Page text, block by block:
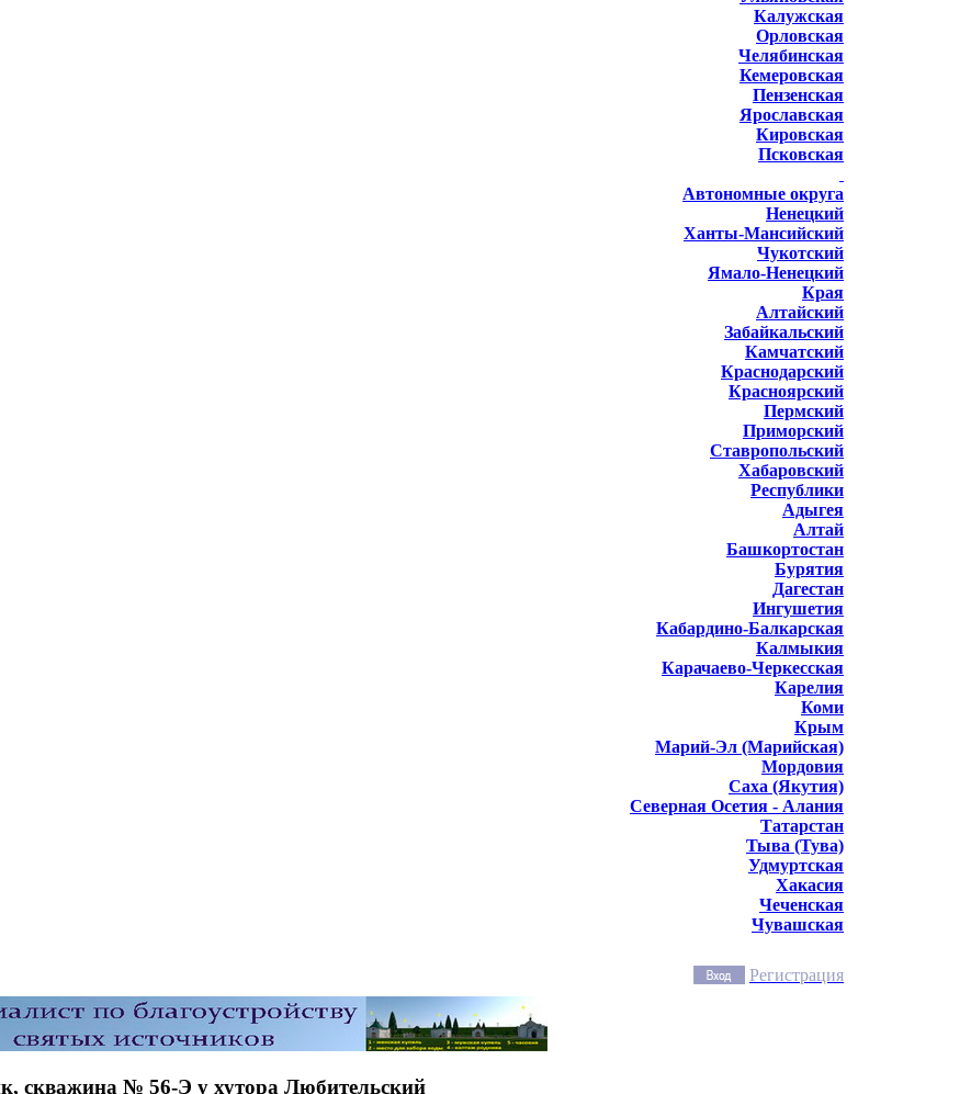
Калужская
Орловская
Челябинская
Кемеровская
Пензенская
Ярославская
Кировская
Псковская
Автономные округа
Ненецкий
Ханты-Мансийский
Чукотский
Ямало-Ненецкий
Края
Алтайский
Забайкальский
Камчатский
Краснодарский
Красноярский
Пермский
Приморский
Ставропольский
Хабаровский
Республики
Адыгея
Алтай
Башкортостан
Бурятия
Дагестан
Ингушетия
Кабардино-Балкарская
Калмыкия
Карачаево-Черкесская
Карелия
Коми
Крым
Марий-Эл (Марийская)
Мордовия
Саха (Якутия)
Северная Осетия - Алания
Татарстан
Тыва (Тува)
Удмуртская
Хакасия
Чеченская
Чувашская
Регистрация
скважина № 56-Э у хутора Любительский